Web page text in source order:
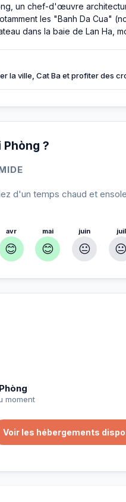
un chef-d'œuvre
les "Banh Da Cua"
dans la baie de Lan Ha,
la ville, Cat Ba et profiter des
?
d'un temps chaud et
avr
😊
mai
😊
juin
😐
juil
😐
moment
Voir les hébergements